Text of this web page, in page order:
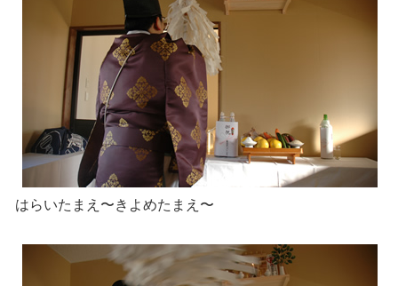
はらいたまえ〜きよめたまえ〜